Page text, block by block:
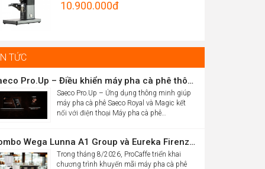
Original
10.900.000đ
10.900.000đ.
TỨC
Saeco Pro.Up – Điều khiển máy pha cà phê thông minh Saeco Royal & Magic bằng điện thoại
Saeco Pro.Up – Ứng dụng thông minh giúp
máy pha cà phê Saeco Royal và Magic kết
nối với điện thoại Máy pha cà phê…
Combo Wega Lunna A1 Group và Eureka Firenze 75 chỉ 61,9 triệu
Trong tháng 8/2026, ProCaffe triển khai
chương trình khuyến mãi máy pha cà phê